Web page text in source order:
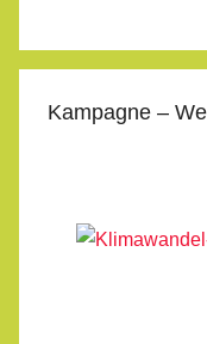
Kampagne –